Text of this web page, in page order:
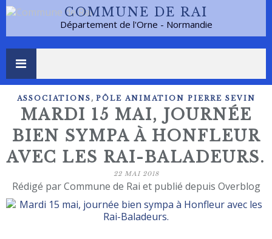
COMMUNE DE RAI
Département de l'Orne - Normandie
ASSOCIATIONS , PÔLE ANIMATION PIERRE SEVIN
MARDI 15 MAI, JOURNÉE
BIEN SYMPA À HONFLEUR
AVEC LES RAI-BALADEURS.
22 MAI 2018
Rédigé par Commune de Rai et publié depuis Overblog